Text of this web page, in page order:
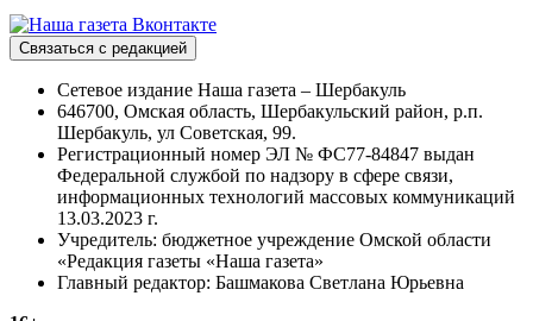
Связаться с редакцией
Сетевое издание Наша газета – Шербакуль
646700, Омская область, Шербакульский район, р.п.
Шербакуль, ул Советская, 99.
Регистрационный номер ЭЛ № ФС77-84847 выдан
Федеральной службой по надзору в сфере связи,
информационных технологий массовых коммуникаций
13.03.2023 г.
Учредитель: бюджетное учреждение Омской области
«Редакция газеты «Наша газета»
Главный редактор: Башмакова Светлана Юрьевна